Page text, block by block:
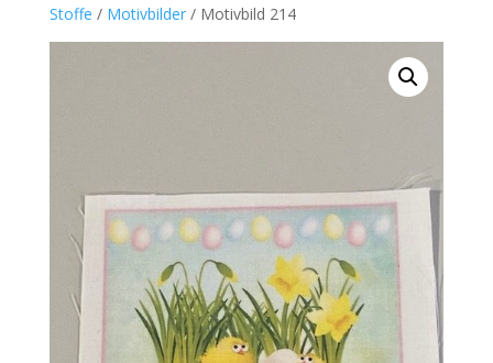
Stoffe / Motivbilder/ Motivbild 214